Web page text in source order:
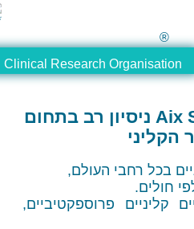
® Clinical Research
רב בתחום
העולם,